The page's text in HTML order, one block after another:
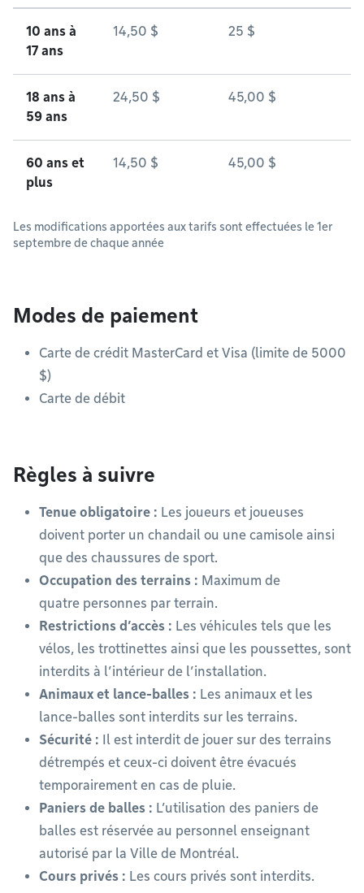
10 ans à
17 ans
14,50 $ 25 $
18 ans à
59 ans
24,50 $ 45,00 $
60 ans et
plus
14,50 $ 45,00 $
Les modifications apportées aux tarifs sont effectuées le 1er
septembre de chaque année
Modes de paiement
Carte de crédit MasterCard et Visa (limite de 5000
$)
Carte de débit
Règles à suivre
Tenue obligatoire : Les joueurs et joueuses
doivent porter un chandail ou une camisole ainsi
que des chaussures de sport.
Occupation des terrains : Maximum de
quatre personnes par terrain.
Restrictions d’accès : Les véhicules tels que les
vélos, les trottinettes ainsi que les poussettes, sont
interdits à l’intérieur de l’installation.
Animaux et lance-balles : Les animaux et les
lance-balles sont interdits sur les terrains.
Sécurité : Il est interdit de jouer sur des terrains
détrempés et ceux-ci doivent être évacués
temporairement en cas de pluie.
Paniers de balles : L’utilisation des paniers de
balles est réservée au personnel enseignant
autorisé par la Ville de Montréal.
Cours privés : Les cours privés sont interdits.